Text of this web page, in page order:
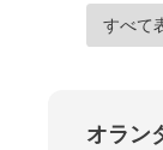
すべて
オラン